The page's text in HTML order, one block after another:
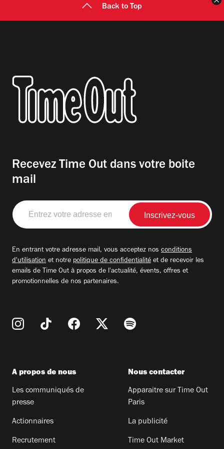
Back to Top
Recevez Time Out dans votre boite
mail
Entrez
votre
adresse
En entrant votre adresse mail, vous acceptez nos conditions
d'utilisation et notre politique de confidentialité et de recevoir les
emails de Time Out à propos de l'actualité, évents, offres et
promotionnelles de nos partenaires.
A propos de nous
Les communiqués de
presse
Actionnaires
Recrutement
Nous contacter
Apparaitre sur Time Out
Paris
La publicité
Time Out Market